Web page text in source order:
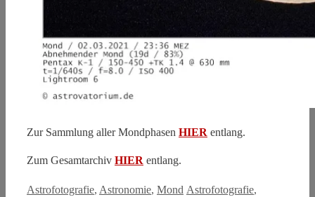
Zur Sammlung aller Mondphasen HIER entlang.
Zum Gesamtarchiv HIER entlang.
Kategorien
Astrofotografie, Astronomie, Mond Schlagwörter
Astrofotografie,